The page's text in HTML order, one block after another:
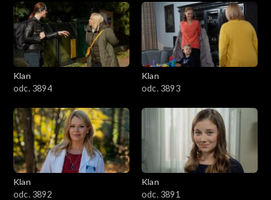
3601–3700
3501–3600
3401–3500
3201–3300
3101–3200
3001–3100
Klan
odc. 3894
Klan
odc. 3893
Klan
odc. 3892
Klan
odc. 3891